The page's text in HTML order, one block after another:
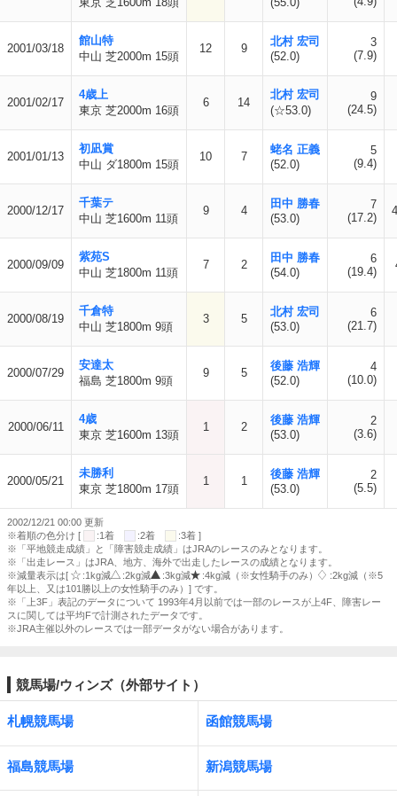
2001/03/18
館山特
中山 芝2000m 15頭
12 9
北村 宏司
(52.0)
3
(7.9)
2001/02/17
4歳上
東京 芝2000m 16頭
6 14
北村 宏司
(☆53.0)
9
(24.5)
2001/01/13
初凪賞
中山 ダ1800m 15頭
10 7
蛯名 正義
(52.0)
5
(9.4)
2000/12/17
千葉テ
中山 芝1600m 11頭
9 4
田中 勝春
(53.0)
7
(17.2)
2000/09/09
紫苑S
中山 芝1800m 11頭
7 2
田中 勝春
(54.0)
6
(19.4)
2000/08/19
千倉特
中山 芝1800m 9頭
3 5
北村 宏司
(53.0)
6
(21.7)
2000/07/29
安達太
福島 芝1800m 9頭
9 5
後藤 浩輝
(52.0)
4
(10.0)
2000/06/11
4歳
東京 芝1600m 13頭
1 2
後藤 浩輝
(53.0)
2
(3.6)
2000/05/21
未勝利
東京 芝1800m 17頭
1 1
後藤 浩輝
(53.0)
2
(5.5)
2002/12/21 00:00 更新
※着順の色分け [
:1着 :2着
:3着 ]
※「平地競走成績」と「障害競走成績」はJRAのレースのみとなります。
※「出走レース」はJRA、地方、海外で出走したレースの成績となります。
※減量表示は[
:1kg減 :2kg減 :3kg減 :4kg減（※女性騎手のみ）
:2kg減（※5
年以上、又は101勝以上の女性騎手のみ）] です。
※「上3F」表記のデータについて 1993年4月以前では一部のレースが上4F、障害レー
スに関しては平均Fで計測されたデータです。
※JRA主催以外のレースでは一部データがない場合があります。
競馬場/ウィンズ（外部サイト）
札幌競馬場 函館競馬場
福島競馬場 新潟競馬場